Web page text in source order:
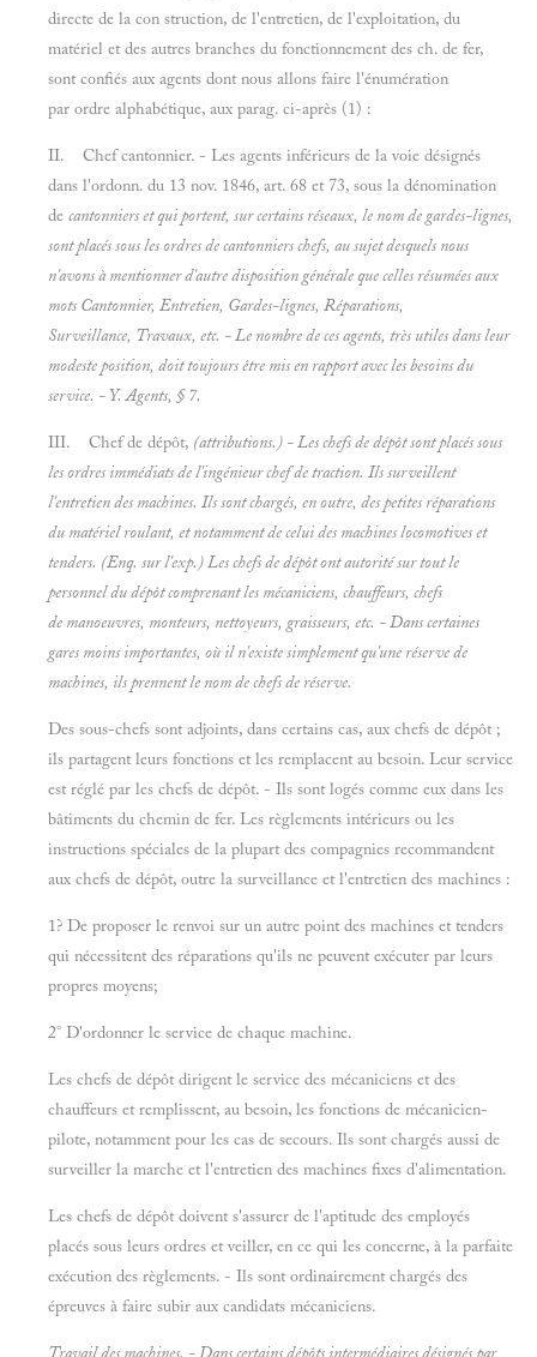
directe de la con struction, de l'entretien, de l'exploitation, du
matériel et des autres branches du fonctionnement des ch. de fer,
sont confiés aux agents dont nous allons faire l'énumération
par ordre alphabétique, aux parag. ci-après (1) :
II. Chef cantonnier. - Les agents inférieurs de la voie désignés
dans l'ordonn. du 13 nov. 1846, art. 68 et 73, sous la dénomination
de cantonniers et qui portent, sur certains réseaux, le nom de gardes-lignes,
sont placés sous les ordres decantonniers chefs, au sujet desquels nous
n'avons à mentionner d'autre disposition générale que celles résumées aux
mots Cantonnier, Entretien, Gardes-lignes, Réparations,
Surveillance, Travaux, etc. - Le nombre de ces agents, très utiles dans leur
modeste position, doit toujours être mis en rapport avec les besoins du
service. - Y.Agents, § 7.
III. Chef de dépôt, (attributions.) - Les chefs de dépôt sont placés sous
les ordres immédiats de l'ingénieur chef de traction. Ils surveillent
l'entretien des machines. Ils sont chargés, en outre, des petites réparations
du matériel roulant, et notamment de celui des machines locomotives et
tenders. (Enq. sur l'exp.) Les chefs de dépôt ont autorité sur tout le
personnel du dépôt comprenant les mécaniciens, chauffeurs, chefs
de manoeuvres, monteurs, nettoyeurs, graisseurs, etc. - Dans certaines
gares moins importantes, où il n'existe simplement qu'une réserve de
machines, ils prennent le nom dechefs de réserve.
Des sous-chefs sont adjoints, dans certains cas, aux chefs de dépôt ;
ils partagent leurs fonctions et les remplacent au besoin. Leur service
est réglé par les chefs de dépôt. - Ils sont logés comme eux dans les
bâtiments du chemin de fer. Les règlements intérieurs ou les
instructions spéciales de la plupart des compagnies recommandent
aux chefs de dépôt, outre la surveillance et l'entretien des machines :
1? De proposer le renvoi sur un autre point des machines et tenders
qui nécessitent des réparations qu'ils ne peuvent exécuter par leurs
propres moyens;
2° D'ordonner le service de chaque machine.
Les chefs de dépôt dirigent le service des mécaniciens et des
chauffeurs et remplissent, au besoin, les fonctions de mécanicien-
pilote, notamment pour les cas de secours. Ils sont chargés aussi de
surveiller la marche et l'entretien des machines fixes d'alimentation.
Les chefs de dépôt doivent s'assurer de l'aptitude des employés
placés sous leurs ordres et veiller, en ce qui les concerne, à la parfaite
exécution des règlements. - Ils sont ordinairement chargés des
épreuves à faire subir aux candidats mécaniciens.
Travail des machines. - Dans certains dépôts intermédiaires désignés par